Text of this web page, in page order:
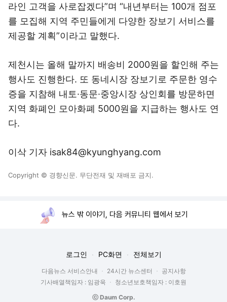
라인 고객을 사로잡겠다”며 “내년부터는 100개 점포
를 모집해 지역 주민들에게 다양한 장보기 서비스를
제공할 계획”이라고 말했다.
제천시는 올해 말까지 배송비 2000원을 할인해 주는
행사도 진행한다. 또 동네시장 장보기로 주문한 영수
증을 지참해 내토·동문·중앙시장 상인회를 방문하면
지역 화폐인 모아화폐 5000원을 지급하는 행사도 연
다.
이삭 기자 isak84@kyunghyang.com
Copyright © 경향신문. 무단전재 및 재배포 금지.
뉴스 밖 이야기, 다음 커뮤니티 웹에서 보기
로그인 PC화면 전체보기
다음뉴스 서비스안내 24시간 뉴스센터
공지사항
기사배열책임자 : 임광욱
청소년보호책임자 : 이호원
ⓒ Daum Corp.